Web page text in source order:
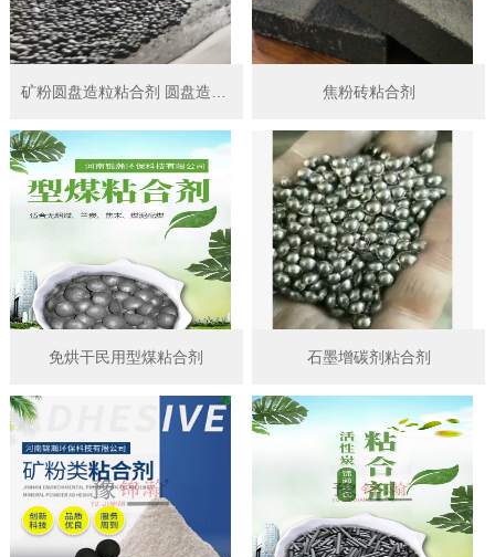
焦粉砖粘合剂
免烘干民用型煤粘合剂 石墨增碳剂粘合剂